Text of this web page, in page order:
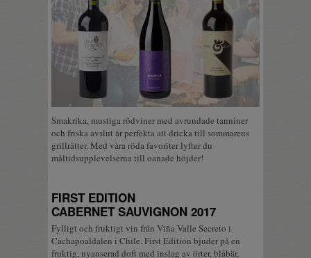
Smakrika, mustiga rödviner med avrundade tanniner
och friska avslut är perfekta att dricka till sommarens
grillrätter. Med våra röda favoriter lyfter du
måltidsupplevelserna till oanade höjder!
FIRST EDITION
CABERNET SAUVIGNON 2017
Fylligt och fruktigt vin från Viña Valle Secreto i
Cachapoaldalen i Chile. First Edition bjuder på en
fruktig, nyanserad doft med inslag av örter, blåbär,